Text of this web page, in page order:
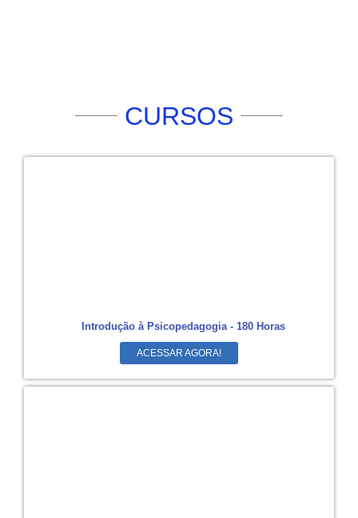
CURSOS
Introdução à Psicopedagogia - 180 Horas
ACESSAR AGORA!